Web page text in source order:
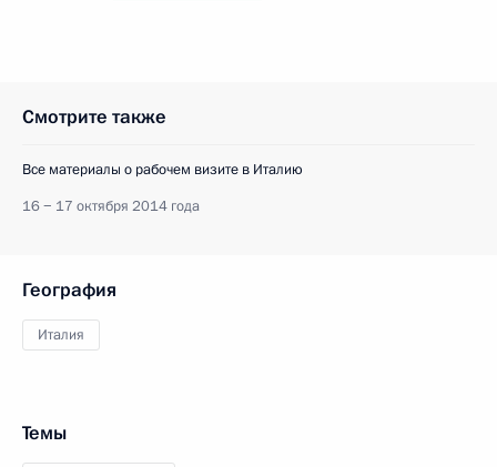
Смотрите также
Все материалы о рабочем визите в Италию
16 − 17 октября 2014 года
География
Италия
Темы